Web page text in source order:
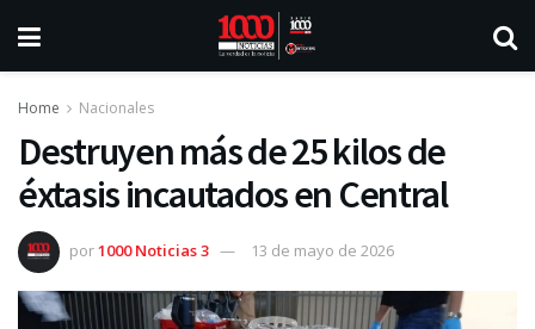
Home Nacionales
Destruyen más de 25 kilos de
éxtasis incautados en Central
por1000 Noticias 3 13 de mayo de 2026